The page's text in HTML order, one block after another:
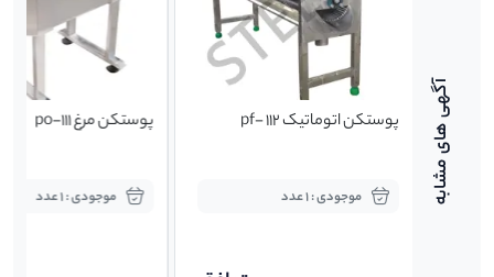
پوستکن اتوماتیک pf- 112
موجودی : 1 عدد
پوستکن مرغ po-111
موجودی : 1 عدد